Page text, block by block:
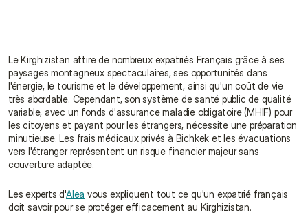
Le Kirghizistan attire de nombreux expatriés Français grâce à ses
paysages montagneux spectaculaires, ses opportunités dans
l'énergie, le tourisme et le développement, ainsi qu'un coût de vie
très abordable. Cependant, son système de santé public de qualité
variable, avec un fonds d'assurance maladie obligatoire (MHIF) pour
les citoyens et payant pour les étrangers, nécessite une préparation
minutieuse. Les frais médicaux privés à Bichkek et les évacuations
vers l'étranger représentent un risque financier majeur sans
couverture adaptée.
Les experts d'Alea vous expliquent tout ce qu'un expatrié français
doit savoir pour se protéger efficacement au Kirghizistan.